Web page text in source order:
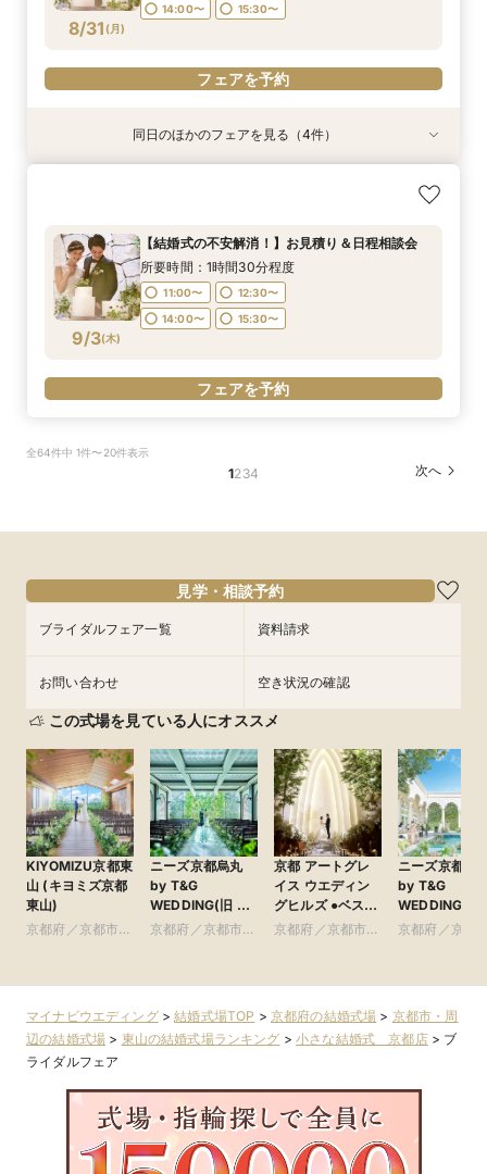
フェアを予約
フェアを予約
フェアを予約
17:00〜
フェアを予約
フェアを予約
8/31 (月)
14:00〜
15:30〜
フェアを予約
8/31 月)
【挙式＋会食が5万円OFF！】費用を抑えて叶え
14:00〜
15:30〜
フェアを予約
8/31 月)
【期間限定】50％OFF★チャペルフォトキャン
14:00〜
15:30〜
フェアを予約
8/31 月)
【結婚式の費用がぐっとお得】挙式料＋撮影＋衣
BIGフェア
所要時間：1時間30分程度
11:00〜
12:30〜
14:00〜
15:30〜
17:00〜
フェアを予約
8/31 月)
【和婚フェア｜挙式料半額特典】和装×チャペル
14:00〜
15:30〜
フェアを予約
同日のほかのフェアを見る（4件）
9/3(木)
【結婚式の不安解消！】お見積り＆日程相談会
所要時間：1時間30分程度
11:00〜
12:30〜
14:00〜
15:30〜
フェアを予約
全64件中 1件〜20件表示
1234 次へ
見学・相談予約
ブライダルフェア一覧 資料請求
お問い合わせ 空き状況の確認
この式場を見ている人にオススメ
KIYOMIZU京都東
山 (キヨミズ京都
東山)
京都府／京都市・
ニーズ京都烏丸
by T&G
WEDDING(旧 イ
ンスタイルウェ
京都府／京都市・
京都 アートグレ
イス ウエディン
グヒルズ ●ベスト
ブライダル グ
京都府／京都市・
ニーズ京都北
by T&G
WEDDING(旧
山迎賓館 京都)
京都府／京都
マイナビウエディング>結婚式場TOP > 京都府の結婚式場 > 京都市・周
辺の結婚式場 > 東山の結婚式場ランキング >小さな結婚式 京都店> ブ
ライダルフェア